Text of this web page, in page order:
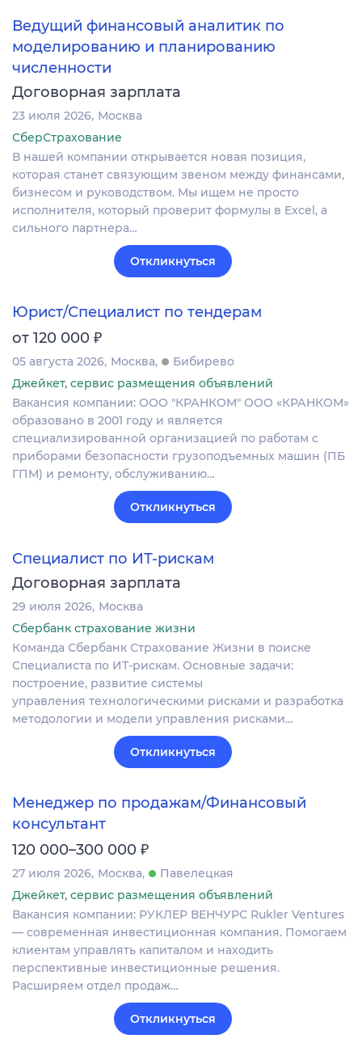
Ведущий финансовый аналитик по
моделированию и планированию
численности
Договорная зарплата
23 июля 2026 Москва
СберСтрахование
В нашей компании открывается новая позиция,
которая станет связующим звеном между финансами,
бизнесом и руководством. Мы ищем не просто
исполнителя, который проверит формулы в Excel, а
сильного партнера…
Откликнуться
Юрист/Специалист по тендерам
от 120 000 ₽
05 августа 2026 Москва
Бибирево
Джейкет, сервис размещения объявлений
Вакансия компании: ООО "КРАНКОМ" ООО «КРАНКОМ»
образовано в 2001 году и является
специализированной организацией по работам с
приборами безопасности грузоподъемных машин (ПБ
ГПМ) и ремонту, обслуживанию…
Откликнуться
Специалист по ИТ-рискам
Договорная зарплата
29 июля 2026 Москва
Сбербанк страхование жизни
Команда Сбербанк Страхование Жизни в поиске
Специалиста по ИТ-рискам. Основные задачи:
построение, развитие системы
управления технологическими рисками и разработка
методологии и модели управления рисками…
Откликнуться
Менеджер по продажам/Финансовый
консультант
120 000–300 000 ₽
27 июля 2026 Москва
Павелецкая
Джейкет, сервис размещения объявлений
Вакансия компании: РУКЛЕР ВЕНЧУРС Rukler Ventures
— современная инвестиционная компания. Помогаем
клиентам управлять капиталом и находить
перспективные инвестиционные решения.
Расширяем отдел продаж…
Откликнуться